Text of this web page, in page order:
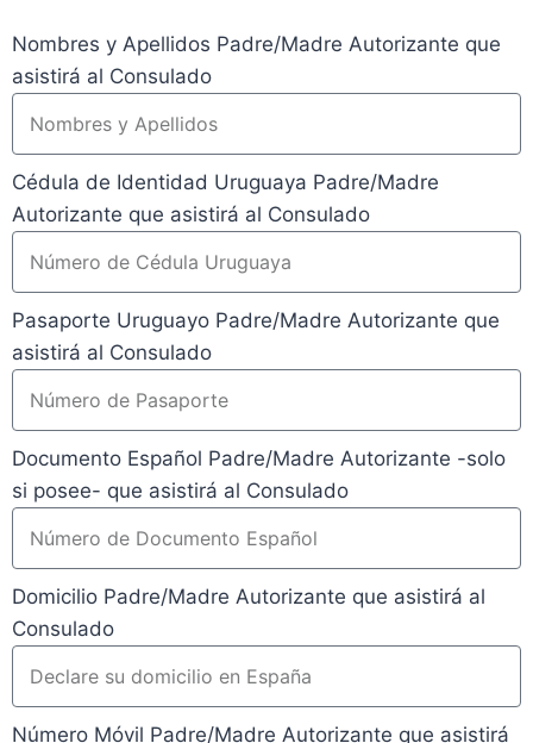
Nombres y Apellidos Padre/Madre Autorizante que
asistirá al Consulado
Cédula de Identidad Uruguaya Padre/Madre
Autorizante que asistirá al Consulado
Pasaporte Uruguayo Padre/Madre Autorizante que
asistirá al Consulado
Documento Español Padre/Madre Autorizante -solo
si posee- que asistirá al Consulado
Domicilio Padre/Madre Autorizante que asistirá al
Consulado
Número Móvil Padre/Madre Autorizante que asistirá